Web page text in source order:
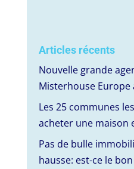
Articles récents
Nouvelle grande
Misterhouse Europe
Les 25 communes
acheter une maison
Pas de bulle
hausse: est-ce le